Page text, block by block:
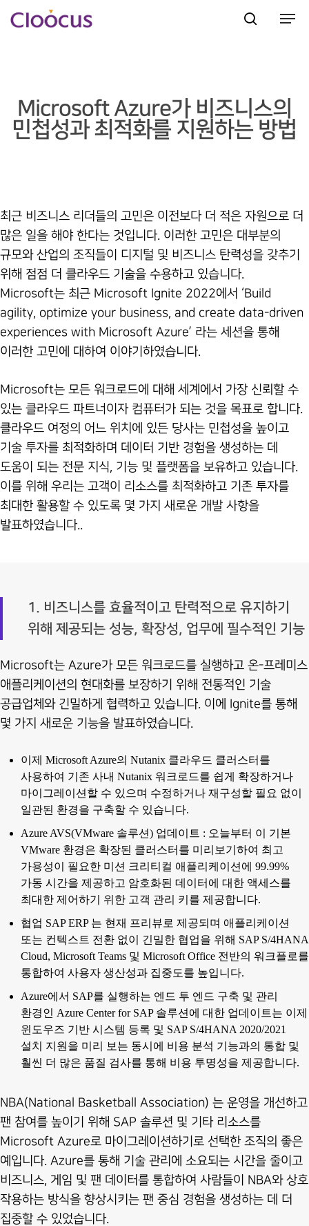
Microsoft Azure가 비즈니스의
민첩성과 최적화를 지원하는 방법
최근 비즈니스 리더들의 고민은 이전보다 더 적은 자원으로 더
많은 일을 해야 한다는 것입니다. 이러한 고민은 대부분의
규모와 산업의 조직들이 디지털 및 비즈니스 탄력성을 갖추기
위해 점점 더 클라우드 기술을 수용하고 있습니다.
Microsoft는 최근 Microsoft Ignite 2022에서 ‘Build
agility, optimize your business, and create data-driven
experiences with Microsoft Azure’ 라는 세션을 통해
이러한 고민에 대하여 이야기하였습니다.
Microsoft는 모든 워크로드에 대해 세계에서 가장 신뢰할 수
있는 클라우드 파트너이자 컴퓨터가 되는 것을 목표로 합니다.
클라우드 여정의 어느 위치에 있든 당사는 민첩성을 높이고
기술 투자를 최적화하며 데이터 기반 경험을 생성하는 데
도움이 되는 전문 지식, 기능 및 플랫폼을 보유하고 있습니다.
이를 위해 우리는 고객이 리소스를 최적화하고 기존 투자를
최대한 활용할 수 있도록 몇 가지 새로운 개발 사항을
발표하였습니다..
1. 비즈니스를 효율적이고 탄력적으로 유지하기
위해 제공되는 성능, 확장성, 업무에 필수적인 기능
Microsoft는 Azure가 모든 워크로드를 실행하고 온-프레미스
애플리케이션의 현대화를 보장하기 위해 전통적인 기술
공급업체와 긴밀하게 협력하고 있습니다. 이에 Ignite를 통해
몇 가지 새로운 기능을 발표하였습니다.
이제 Microsoft Azure의 Nutanix 클라우드 클러스터를
사용하여 기존 사내 Nutanix 워크로드를 쉽게 확장하거나
마이그레이션할 수 있으며 수정하거나 재구성할 필요 없이
일관된 환경을 구축할 수 있습니다.
Azure AVS(VMware 솔루션) 업데이트 : 오늘부터 이 기본
VMware 환경은 확장된 클러스터를 미리보기하여 최고
가용성이 필요한 미션 크리티컬 애플리케이션에 99.99%
가동 시간을 제공하고 암호화된 데이터에 대한 액세스를
최대한 제어하기 위한 고객 관리 키를 제공합니다.
협업 SAP ERP 는 현재 프리뷰로 제공되며 애플리케이션
또는 컨텍스트 전환 없이 긴밀한 협업을 위해 SAP S/4HANA
Cloud, Microsoft Teams 및 Microsoft Office 전반의 워크플로를
통합하여 사용자 생산성과 집중도를 높입니다.
Azure에서 SAP를 실행하는 엔드 투 엔드 구축 및 관리
환경인 Azure Center for SAP 솔루션에 대한 업데이트는 이제
윈도우즈 기반 시스템 등록 및 SAP S/4HANA 2020/2021
설치 지원을 미리 보는 동시에 비용 분석 기능과의 통합 및
훨씬 더 많은 품질 검사를 통해 비용 투명성을 제공합니다.
NBA(National Basketball Association) 는 운영을 개선하고
팬 참여를 높이기 위해 SAP 솔루션 및 기타 리소스를
Microsoft Azure로 마이그레이션하기로 선택한 조직의 좋은
예입니다. Azure를 통해 기술 관리에 소요되는 시간을 줄이고
비즈니스, 게임 및 팬 데이터를 통합하여 사람들이 NBA와 상호
작용하는 방식을 향상시키는 팬 중심 경험을 생성하는 데 더
집중할 수 있었습니다.